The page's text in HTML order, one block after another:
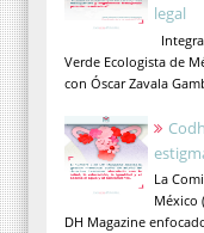
legal
Verde Ecologista de
con Óscar Zavala
La
México
DH Magazine